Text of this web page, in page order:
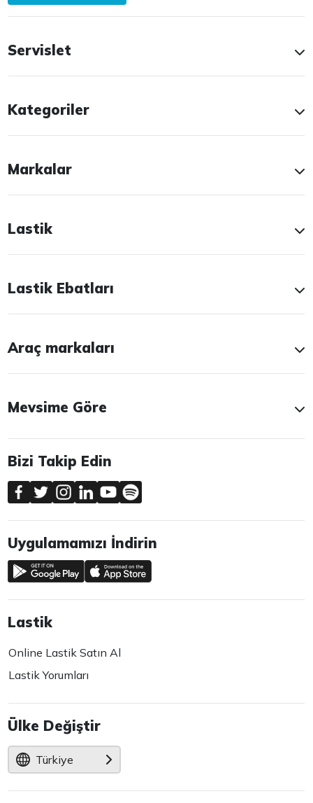
Servislet
Kategoriler
Markalar
Lastik
Lastik Ebatları
Araç markaları
Mevsime Göre
Bizi Takip Edin
Uygulamamızı İndirin
Lastik
Online Lastik Satın Al
Lastik Yorumları
Ülke Değiştir
Türkiye